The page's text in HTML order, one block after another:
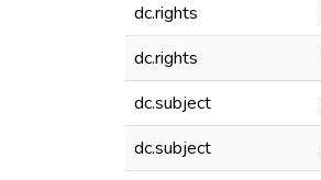
dc.rights
dc.rights
dc.subject
dc.subject